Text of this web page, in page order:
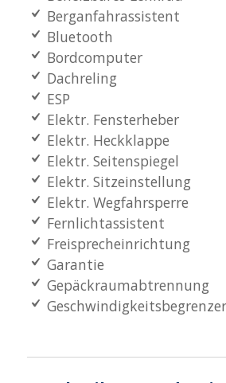
Berganfahrassistent
Bluetooth
Bordcomputer
Dachreling
ESP
Elektr. Fensterheber
Elektr. Heckklappe
Elektr. Seitenspiegel
Elektr. Sitzeinstellung
Elektr. Wegfahrsperre
Fernlichtassistent
Freisprecheinrichtung
Garantie
Gepäckraumabtrennung
Geschwindigkeitsbegrenzer